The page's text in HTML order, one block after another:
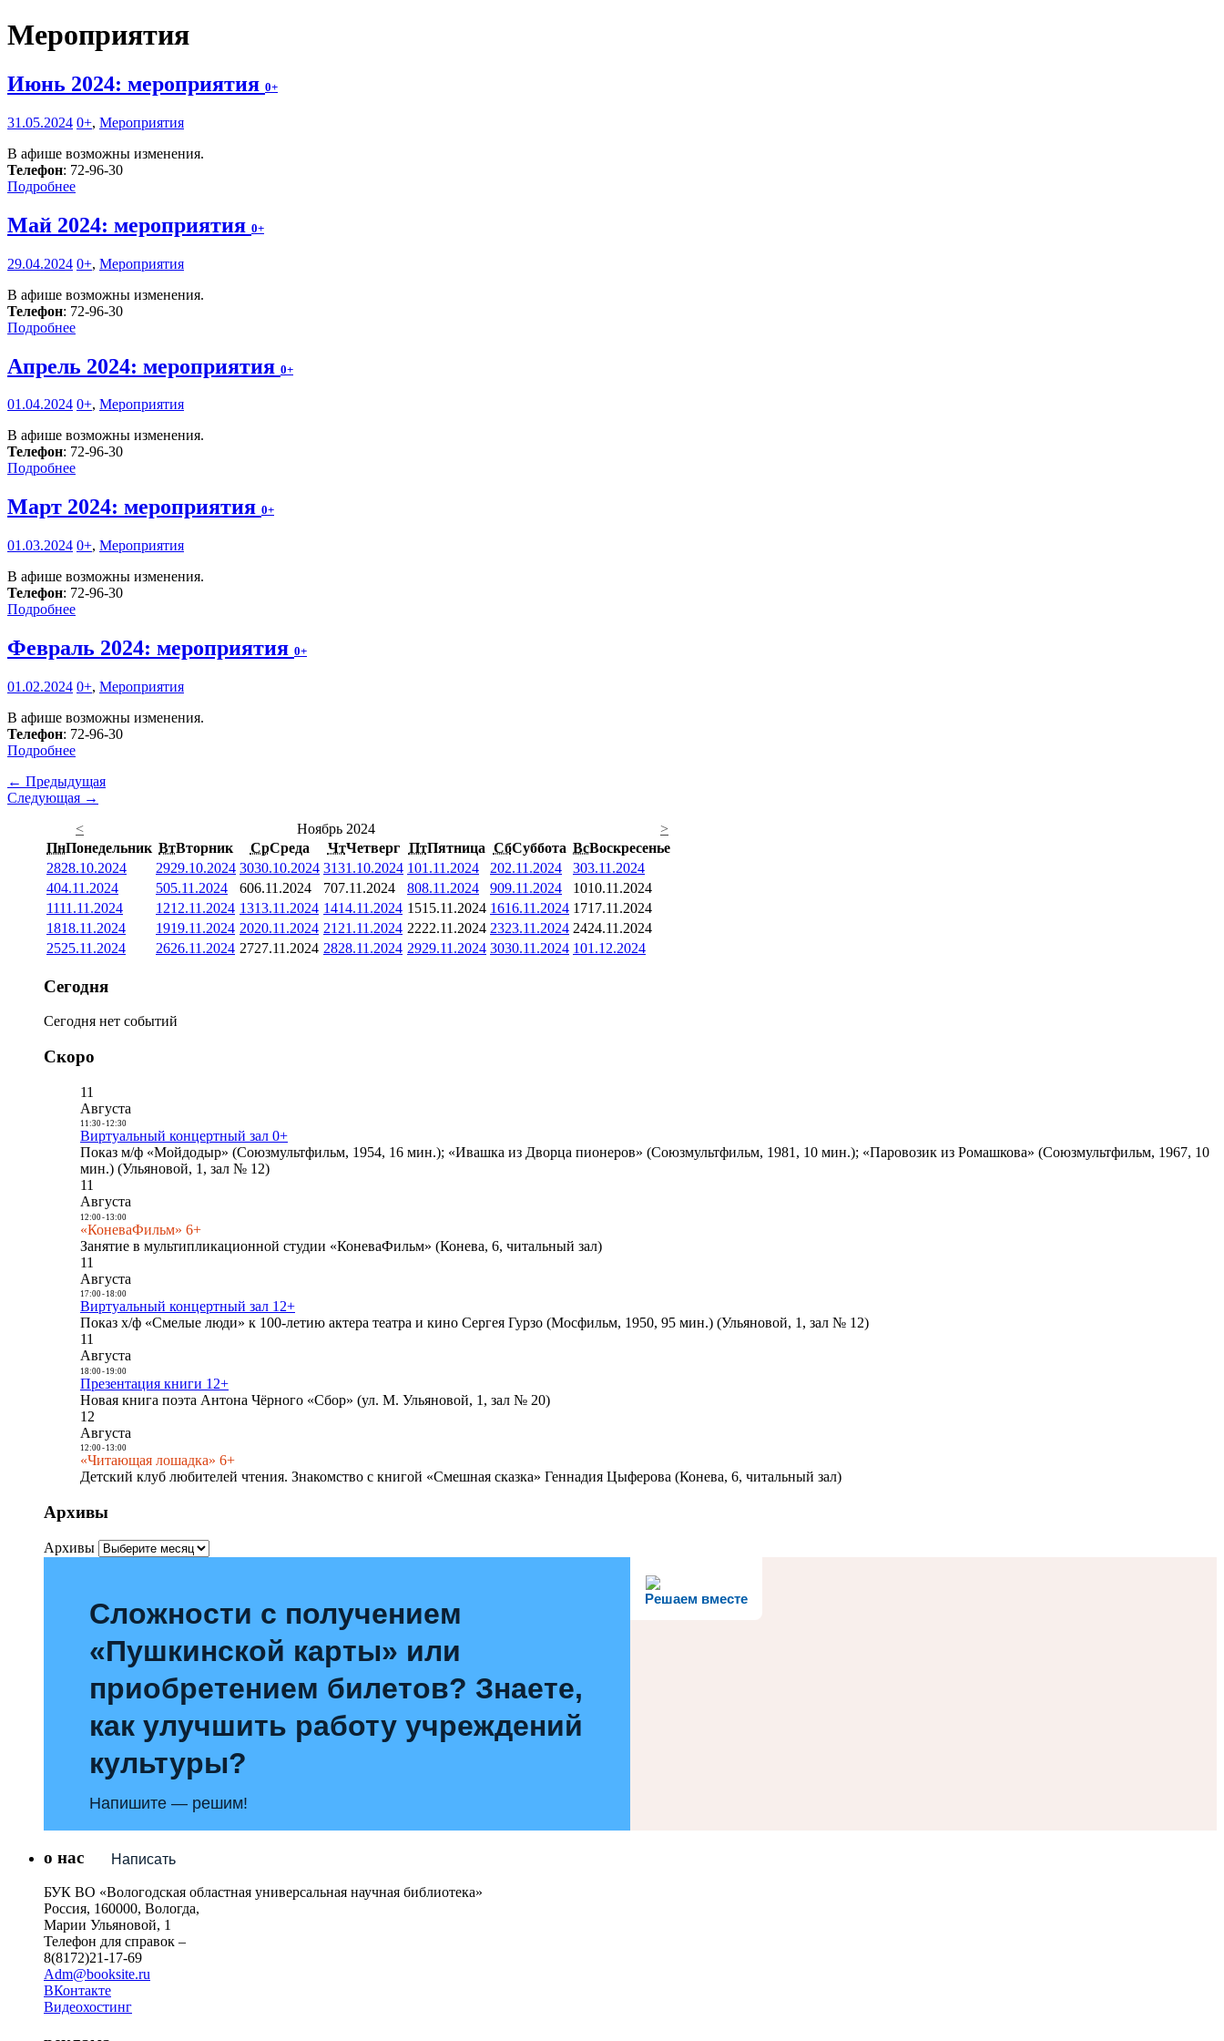
Мероприятия
Июнь 2024: мероприятия 0+
31.05.2024 0+, Мероприятия
В афише возможны изменения.
Телефон: 72-96-30
Подробнее
Май 2024: мероприятия 0+
29.04.2024 0+, Мероприятия
В афише возможны изменения.
Телефон: 72-96-30
Подробнее
Апрель 2024: мероприятия 0+
01.04.2024 0+, Мероприятия
В афише возможны изменения.
Телефон: 72-96-30
Подробнее
Март 2024: мероприятия 0+
01.03.2024 0+, Мероприятия
В афише возможны изменения.
Телефон: 72-96-30
Подробнее
Февраль 2024: мероприятия 0+
01.02.2024 0+, Мероприятия
В афише возможны изменения.
Телефон: 72-96-30
Подробнее
← Предыдущая
Следующая →
<
Ноябрь 2024
>
ПнПонедельник ВтВторник СрСреда ЧтЧетверг ПтПятница СбСуббота ВсВоскресенье
2828.10.2024 2929.10.2024 3030.10.2024 3131.10.2024 101.11.2024 202.11.2024 303.11.2024
404.11.2024 505.11.2024 606.11.2024 707.11.2024 808.11.2024 909.11.2024 1010.11.2024
1111.11.2024 1212.11.2024 1313.11.2024 1414.11.2024 1515.11.2024 1616.11.2024 1717.11.2024
1818.11.2024 1919.11.2024 2020.11.2024 21 21.11.2024 2222.11.2024 2323.11.2024 2424.11.2024
2525.11.2024 2626.11.2024 2727.11.2024 2828.11.2024 2929.11.2024 3030.11.2024 101.12.2024
Сегодня
Сегодня нет событий
Скоро
11
Августа
11:30- 12:30
Виртуальный концертный зал 0+
Показ м/ф «Мойдодыр» (Союзмультфильм, 1954, 16 мин.); «Ивашка из Дворца пионеров» (Союзмультфильм, 1981, 10 мин.); «Паровозик из Ромашкова» (Союзмультфильм, 1967, 10
мин.) (Ульяновой, 1, зал № 12)
11
Августа
12:00- 13:00
«КоневаФильм» 6+
Занятие в мультипликационной студии «КоневаФильм» (Конева, 6, читальный зал)
11
Августа
17:00- 18:00
Виртуальный концертный зал 12+
Показ х/ф «Смелые люди» к 100-летию актера театра и кино Сергея Гурзо (Мосфильм, 1950, 95 мин.) (Ульяновой, 1, зал № 12)
11
Августа
18:00- 19:00
Презентация книги 12+
Новая книга поэта Антона Чёрного «Сбор» (ул. М. Ульяновой, 1, зал № 20)
12
Августа
12:00- 13:00
«Читающая лошадка» 6+
Детский клуб любителей чтения. Знакомство с книгой «Смешная сказка» Геннадия Цыферова (Конева, 6, читальный зал)
Архивы
Архивы
Решаем вместе
Сложности с получением
«Пушкинской карты» или
приобретением билетов? Знаете,
как улучшить работу учреждений
культуры?
Напишите — решим!
Написать
о нас
БУК ВО «Вологодская областная универсальная научная библиотека»
Россия, 160000, Вологда,
Марии Ульяновой, 1
Телефон для справок –
8(8172)21-17-69
Adm@booksite.ru
ВКонтакте
Видеохостинг